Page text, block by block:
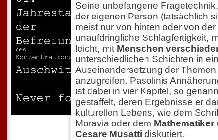
Seine unbefangene
der eigenen Person (tatsächlich
meist nur von hinten oder von
unaufdringliche Schlagfertigkeit,
leicht, mit Menschen
unterschiedlichen Schichten in
Auseinandersetzung der
anzugreifen. Pasolinis
ist dabei in vier Kapitel, so
gestaffelt, deren Ergebnisse er
kulturellen Lebens, wie dem
Moravia oder dem
Cesare Musatti diskutiert.